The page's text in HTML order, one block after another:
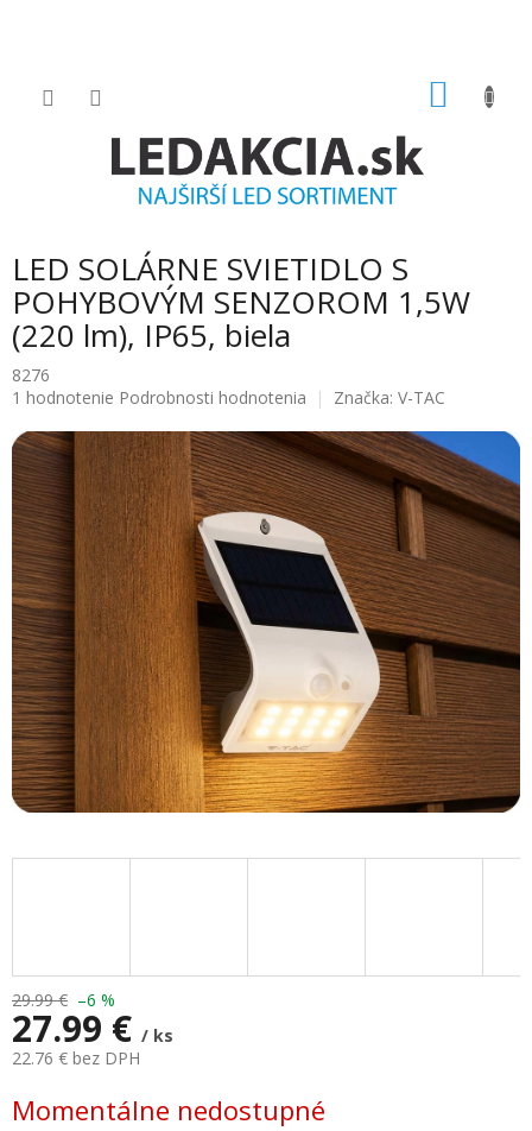
LED SOLÁRNE SVIETIDLO S
POHYBOVÝM SENZOROM 1,5W
(220 lm), IP65, biela
8276
Priemerné
produktu
je
5.0
z
5
hviezdičiek.
1 hodnotenie Podrobnosti hodnotenia Značka: V-TAC
29.99 € –6 %
27.99 € / ks
22.76 € bez DPH
cena:
Momentálne nedostupné